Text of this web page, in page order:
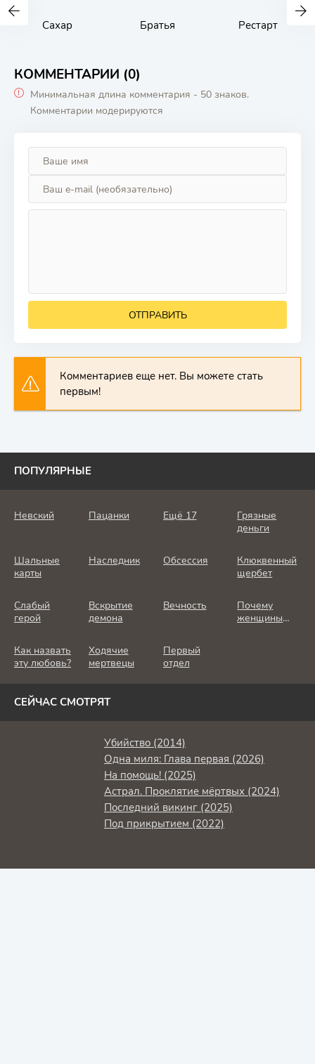
Сахар Братья Рестарт
КОММЕНТАРИИ (0)
Минимальная длина комментария - 50 знаков.
Комментарии модерируются
ОТПРАВИТЬ
Комментариев еще нет. Вы можете стать
первым!
ПОПУЛЯРНЫЕ
Невский Пацанки Ещё 17
Грязные
деньги
Шальные
карты
Наследник Обсессия
Клюквенный
щербет
Слабый
герой
Вскрытие
демона
Вечность
Почему
женщины
Как назвать
эту любовь?
Ходячие
мертвецы
Первый
отдел
СЕЙЧАС СМОТРЯТ
Убийство (2014)
Одна миля: Глава первая (2026)
На помощь! (2025)
Астрал. Проклятие мёртвых (2024)
Последний викинг (2025)
Под прикрытием (2022)